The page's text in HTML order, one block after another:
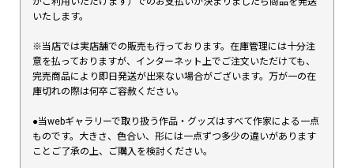
いたします。
※当店では実店舗での販売も行っております。在庫管理には十分注
意を払っておりますが、インターネット上でご注文いただけても、
完売商品により即日発送が出来ない場合がございます。万が一の在
庫切れの際は何卒ご容赦ください。
●当webギャラリーで取り扱う作品・グッズはすべて作家による一点
ものです。大きさ、色合い、形には一点ずつ多少の違いがあります
ことご了承の上、ご購入を検討ください。